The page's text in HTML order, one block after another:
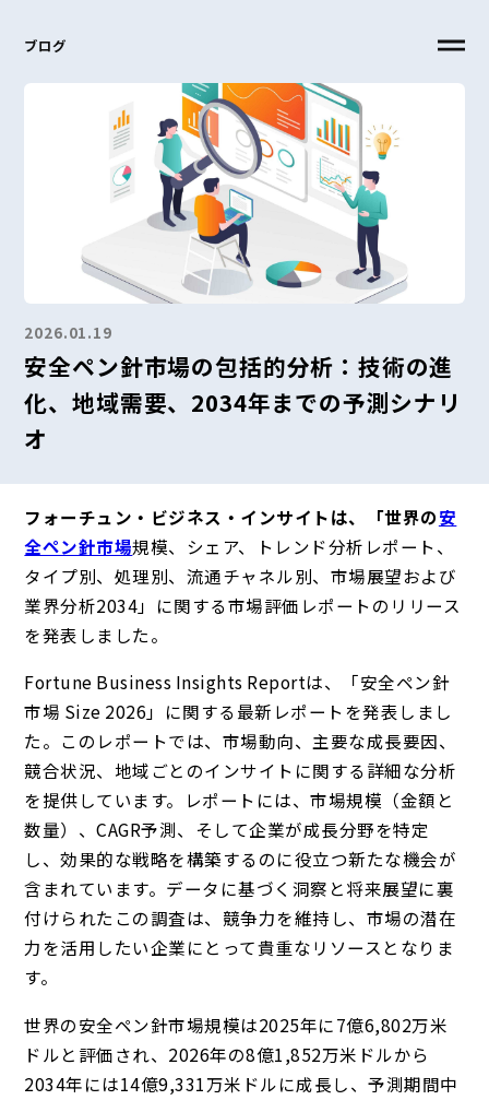
ブログ
2026.01.19
安全ペン針市場の包括的分析：技術の進
化、地域需要、2034年までの予測シナリ
オ
フォーチュン・ビジネス・インサイトは、「世界の安
全ペン針市場規模、シェア、トレンド分析レポート、
タイプ別、処理別、流通チャネル別、市場展望および
業界分析2034」 に関する市場評価レポートのリリース
を発表しました。
Fortune Business Insights Reportは、「安全ペン針
市場 Size 2026」に関する最新レポートを発表しまし
た。このレポートでは、市場動向、主要な成長要因、
競合状況、地域ごとのインサイトに関する詳細な分析
を提供しています。レポートには、市場規模（金額と
数量）、CAGR予測、そして企業が成長分野を特定
し、効果的な戦略を構築するのに役立つ新たな機会が
含まれています。データに基づく洞察と将来展望に裏
付けられたこの調査は、競争力を維持し、市場の潜在
力を活用したい企業にとって貴重なリソースとなりま
す。
世界の安全ペン針市場規模は2025年に7億6,802万米
ドルと評価され、2026年の8億1,852万米ドルから
2034年には14億9,331万米ドルに成長し、予測期間中